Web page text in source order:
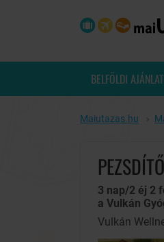
BELFÖLDI
Maiutazas.hu
3 nap/2 éj 2
a Vulkán
Vulkán